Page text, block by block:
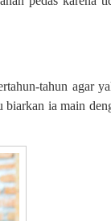
tahun agar
ia main